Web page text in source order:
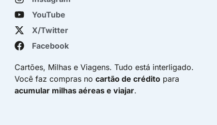
YouTube
X/Twitter
Facebook
Cartões, Milhas e Viagens. Tudo está interligado.
Você faz compras no cartão de crédito para
acumular milhas aéreas e viajar.